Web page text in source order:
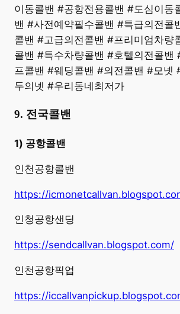
이동콜밴 #공항전용콜밴 #도심이동
밴 #사전예약필수콜밴 #특급의전콜
콜밴 #고급의전콜밴 #프리미엄차량
콜밴 #특수차량콜밴 #호텔의전콜밴
프콜밴 #웨딩콜밴 #의전콜밴 #모넷
두의넷 #우리동네최저가
9. 전국콜밴
1) 공항콜밴
인천공항콜밴
https://
인청공항샌딩
https://sendcallvan.blogspot.com/
인천공항픽업
https://